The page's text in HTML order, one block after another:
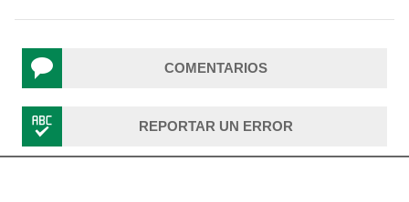
COMENTARIOS
REPORTAR UN ERROR